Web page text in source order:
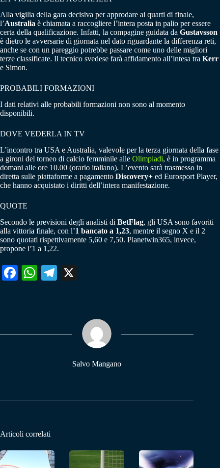
Alla vigilia della gara decisiva per approdare ai quarti di finale,
l’Australia è chiamata a raccogliere l’intera posta in palio per essere
certa della qualificazione. Infatti, la compagine guidata da Gustavsson
è dietro le avversarie di giornata nel dato riguardante la differenza reti,
anche se con un pareggio potrebbe passare come uno delle migliori
terze classificate. Il tecnico svedese farà affidamento all’intesa tra Kerr
e Simon.
PROBABILI FORMAZIONI
I dati relativi alle probabili formazioni non sono al momento
disponibili.
DOVE VEDERLA IN TV
L’incontro tra USA e Australia, valevole per la terza giornata della fase
a gironi del torneo di calcio femminile alle Olimpiadi, è in programma
domani alle ore 10.00 (orario italiano). L’evento sarà trasmesso in
diretta sulle piattaforme a pagamento Discovery+ ed Eurosport Player,
che hanno acquistato i diritti dell’intera manifestazione.
QUOTE
Secondo le previsioni degli analisti di BetFlag, gli USA sono favoriti
alla vittoria finale, con l’1 bancato a 1,23, mentre il segno X e il 2
sono quotati rispettivamente 5,60 e 7,50. Planetwin365, invece,
propone l’1 a 1,22.
Fa W
pp
Te
m
Salvo Mangano
Articoli correlati